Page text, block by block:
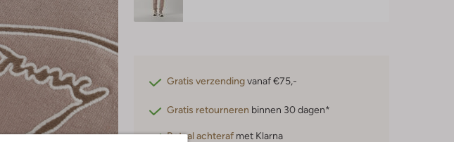
Gratis verzendingvanaf €75,-
Gratis retourneren binnen 30 dagen*
Betaal achteraf met Klarna